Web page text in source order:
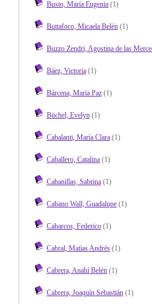
Busto, María Eugenia(1)
Buttafoco, Micaela Belén(1)
Buzzo Zendri, Agostina de las
Báez, Victoria(1)
Bárcena, María Paz(1)
Büchel, Evelyn(1)
Cabalanti, María Clara(1)
Caballero, Catalina(1)
Cabanillas, Sabrina(1)
Cabano Wall, Guadalupe(1)
Cabarcos, Federico(1)
Cabral, Matías Andrés(1)
Cabrera, Anahí Belén(1)
Cabrera, Joaquín Sebastián(1)